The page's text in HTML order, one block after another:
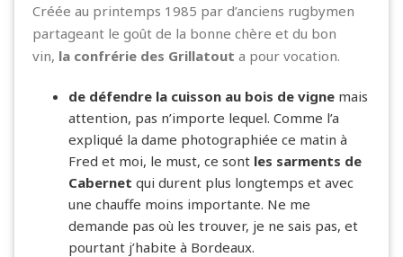
Créée au printemps 1985 par d’anciens rugbymen
partageant le goût de la bonne chère et du bon
vin, la confrérie des Grillatout a pour vocation.
de défendre la cuisson au bois de vigne mais
attention, pas n’importe lequel. Comme l’a
expliqué la dame photographiée ce matin à
Fred et moi, le must, ce sont les sarments de
Cabernet qui durent plus longtemps et avec
une chauffe moins importante. Ne me
demande pas où les trouver, je ne sais pas, et
pourtant j’habite à Bordeaux.